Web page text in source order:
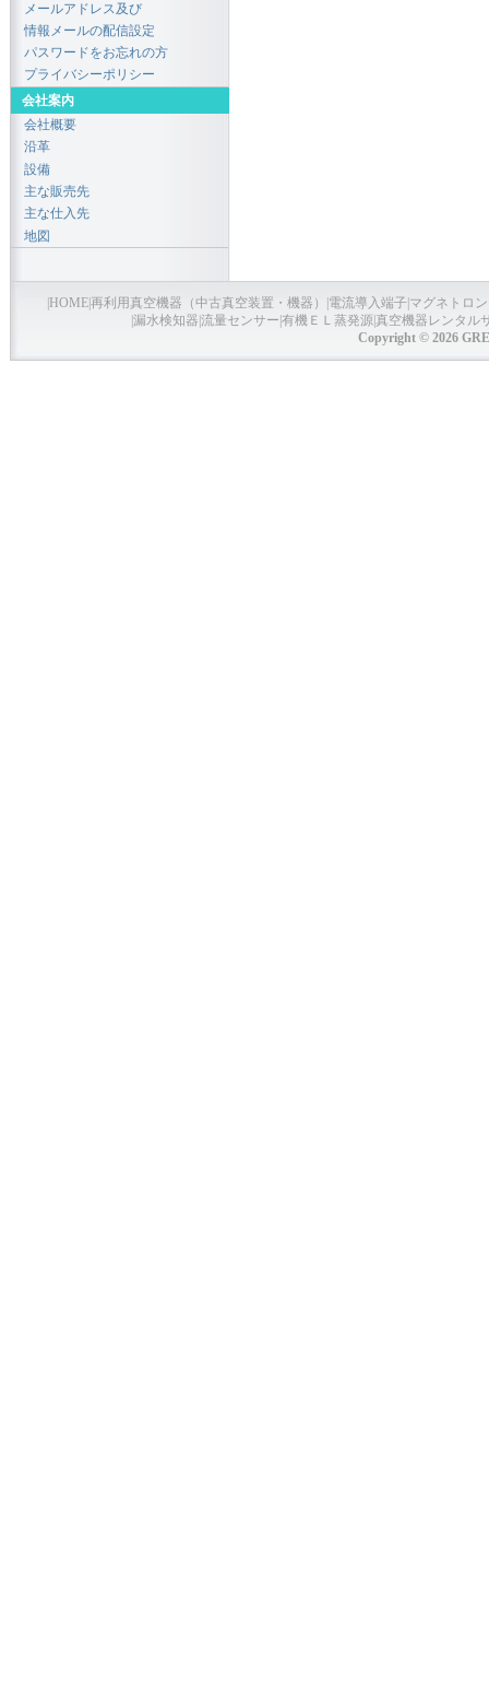
メールアドレス及び
情報メールの配信設定
パスワードをお忘れの方
プライバシーポリシー
会社案内
会社概要
沿革
設備
主な販売先
主な仕入先
地図
HOME再利用真空機器（中古真空装置・機器） 電流導入端子 マグネトロ
漏水検知器 流量センサー 有機ＥＬ蒸発源真空機器レンタル
Copyright © 2026